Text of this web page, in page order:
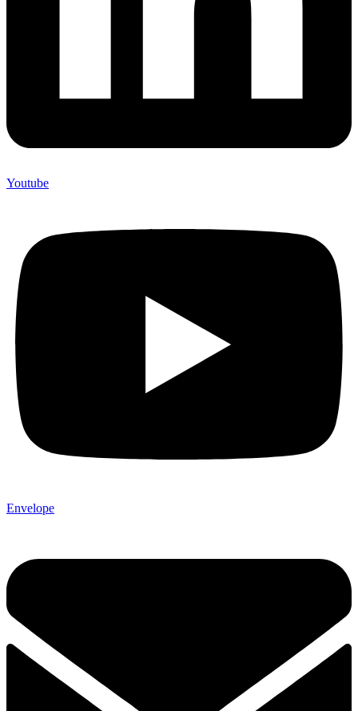
Youtube
Envelope